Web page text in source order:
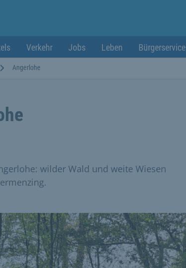
Verkehr Jobs Leben Bürgerservice
Angerlohe
wilder Wald und weite Wiesen